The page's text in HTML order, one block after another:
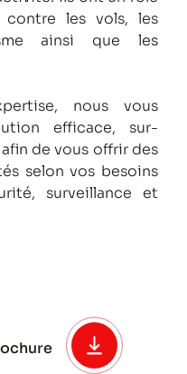
les vols, les
ainsi que les
nous vous
efficace, sur-
de vous offrir des
selon vos besoins
surveillance et